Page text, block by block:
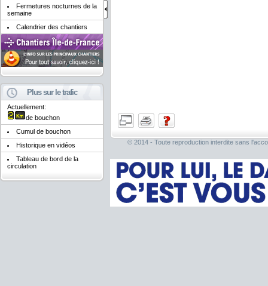
Fermetures nocturnes de la
semaine
Calendrier des chantiers
Plus sur le trafic
Actuellement:
de bouchon
Cumul de bouchon
Historique en vidéos
Tableau de bord de la
circulation
© 2014 - Toute reproduction interdite sans